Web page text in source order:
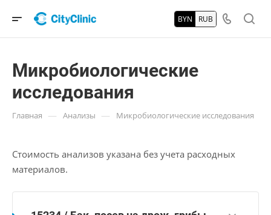
BYN RUB
Микробиологические
исследования
Главная — Анализы — Микробиологические исследования
Стоимость анализов указана без учета расходных
материалов.